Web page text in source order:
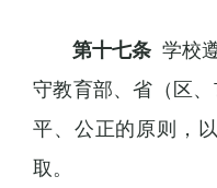
第十七条 学校
守教育部、省（区
平、公正的原则，
取。